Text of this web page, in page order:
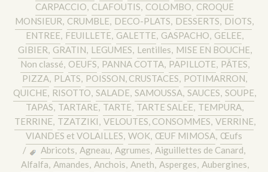
CARPACCIO, CLAFOUTIS, COLOMBO, CROQUE
MONSIEUR, CRUMBLE, DECO-PLATS, DESSERTS, DIOTS,
ENTREE, FEUILLETE, GALETTE, GASPACHO, GELEE,
GIBIER, GRATIN, LEGUMES, Lentilles, MISE EN BOUCHE,
Non classé, OEUFS, PANNA COTTA, PAPILLOTE, PÂTES,
PIZZA, PLATS, POISSON, CRUSTACES, POTIMARRON,
QUICHE, RISOTTO, SALADE, SAMOUSSA, SAUCES, SOUPE,
TAPAS, TARTARE, TARTE, TARTE SALEE, TEMPURA,
TERRINE, TZATZIKI, VELOUTES, CONSOMMES, VERRINE,
VIANDES et VOLAILLES, WOK, ŒUF MIMOSA, Œufs
/
Abricots, Agneau, Agrumes, Aiguillettes de Canard,
Alfalfa, Amandes, Anchois, Aneth, Asperges, Aubergines,